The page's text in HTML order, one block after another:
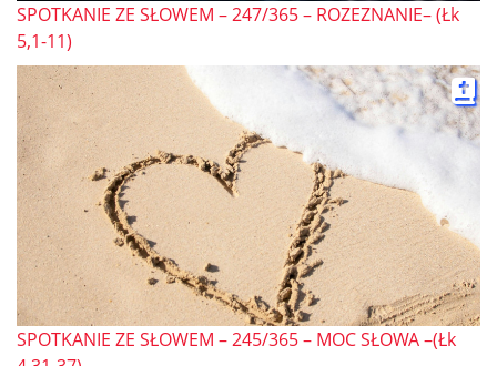
SPOTKANIE ZE SŁOWEM – 247/365 – ROZEZNANIE– (Łk
5,1-11)
SPOTKANIE ZE SŁOWEM – 245/365 – MOC SŁOWA –(Łk